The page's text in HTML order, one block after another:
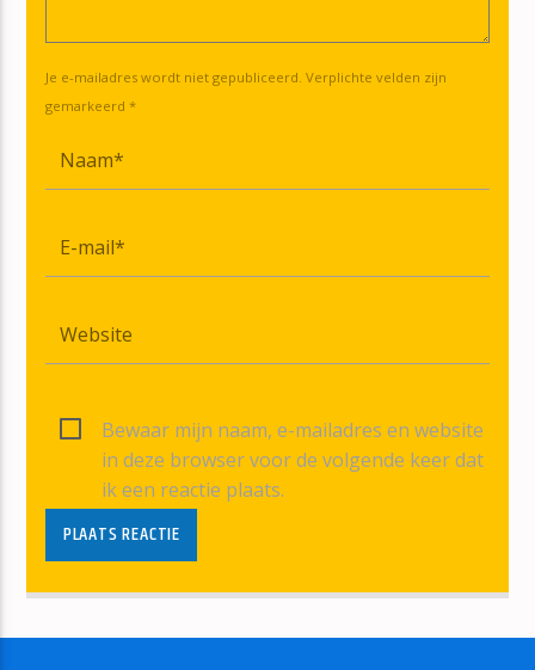
Je e-mailadres wordt niet gepubliceerd. Verplichte velden zijn
gemarkeerd *
Bewaar mijn naam, e-mailadres en website
in deze browser voor de volgende keer dat
ik een reactie plaats.